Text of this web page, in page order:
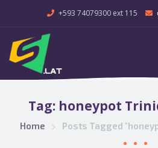
+593 74079300 ext 115
Tag: honeypot
Home Posts Tagged